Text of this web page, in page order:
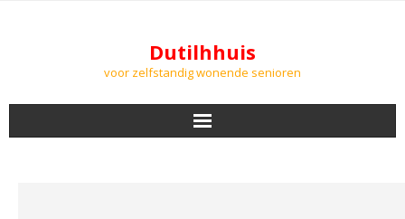
Dutilhhuis
voor zelfstandig wonende senioren